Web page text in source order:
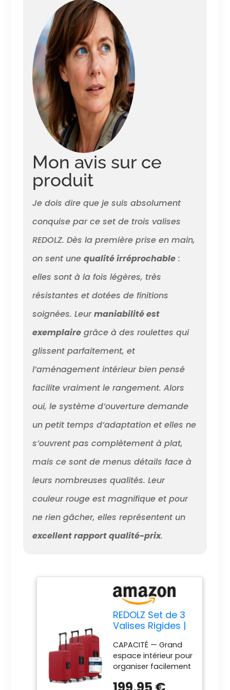
pivotantes à 360°
pour une mobilité
fluide et sans effort
dans les aéroports
et gares. SÉCURITÉ —
Système de
verrouillage intégré
pour sécuriser vos
affaires lors de vos
voyages. CONFORT
— Poignée
télescopique
réglable pour
taille et faciliter le
Mon avis sur ce
produit
Je dois dire que je suis absolument
conquise par ce set de trois valises
REDOLZ. Dès la première prise en main,
on sent une qualité irréprochable:
elles sont à la fois légères, très
résistantes et dotées de finitions
soignées. Leurmaniabilité est
exemplairegrâce à des roulettes qui
glissent parfaitement, et
l’aménagement intérieur bien pensé
facilite vraiment le rangement. Alors
oui, le système d’ouverture demande
un petit temps d’adaptation et elles ne
s’ouvrent pas complètement à plat,
mais ce sont de menus détails face à
leurs nombreuses qualités. Leur
couleur rouge est magnifique et pour
ne rien gâcher, elles représentent un
excellent rapport qualité-prix.
REDOLZ Set de 3
Valises Rigides |
Éclair | Lot de
Bagages en
Polypropylène |
Fermeture 3
CAPACITÉ — Grand
espace intérieur pour
organiser facilement
accessoires lors de